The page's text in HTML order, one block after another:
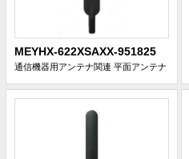
MEYHX-622XSAXX-951825
通信機器用アンテナ関連 平面アンテナ